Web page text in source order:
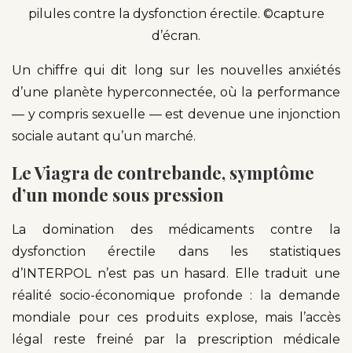
pilules contre la dysfonction érectile. ©capture
d’écran.
Un chiffre qui dit long sur les nouvelles anxiétés
d’une planète hyperconnectée, où la performance
— y compris sexuelle — est devenue une injonction
sociale autant qu’un marché.
Le Viagra de contrebande, symptôme
d’un monde sous pression
La domination des médicaments contre la
dysfonction érectile dans les statistiques
d’INTERPOL n’est pas un hasard. Elle traduit une
réalité socio-économique profonde : la demande
mondiale pour ces produits explose, mais l’accès
légal reste freiné par la prescription médicale